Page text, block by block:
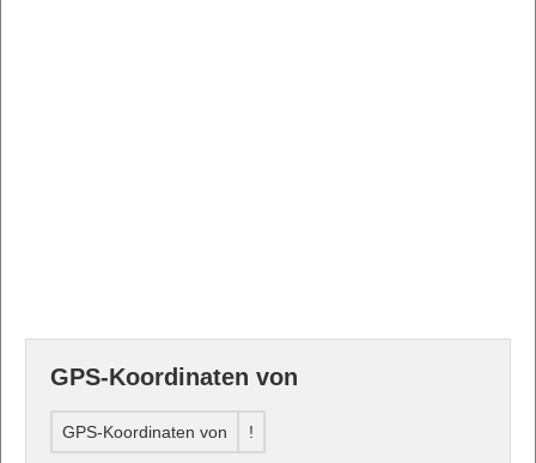
GPS-Koordinaten von
GPS-Koordinaten von !